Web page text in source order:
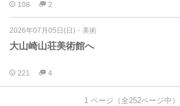
108 2
2026年07月05日(日) ・ 美術
大山崎山荘美術館へ
221 4
1 ページ（全252ページ中）